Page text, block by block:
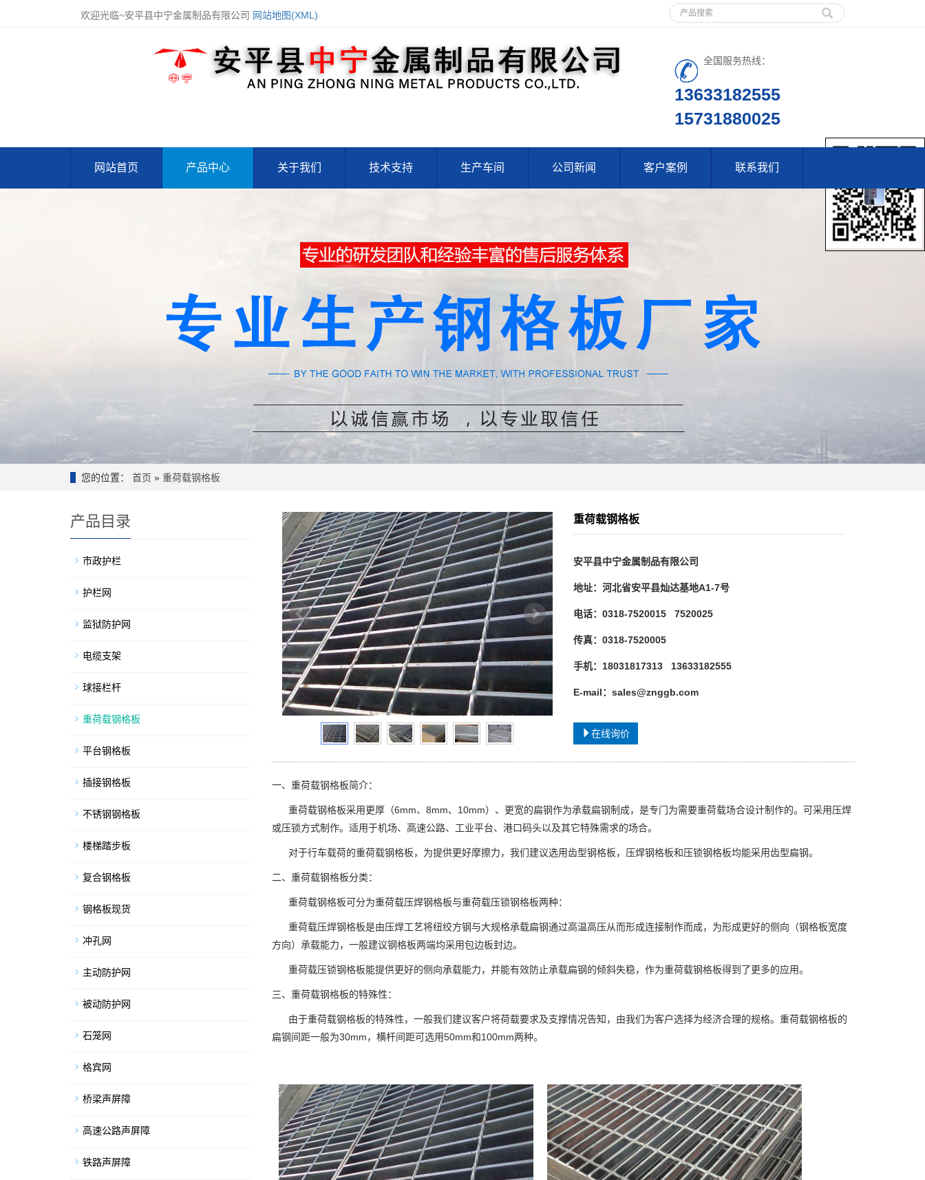
欢迎光临~安平县中宁金属制品有限公司 网站地图(XML)
全国服务热线：
13633182555
15731880025
网站首页 产品中心 关于我们 技术支持 生产车间 公司新闻 客户案例 联系我们
您的位置： 首页 » 重荷载钢格板
重荷载钢格板
安平县中宁金属制品有限公司
地址：河北省安平县灿达基地A1-7号
电话：0318-7520015 7520025
传真：0318-7520005
手机：18031817313 13633182555
E-mail：sales@znggb.com
在线询价
一、重荷载钢格板简介：
重荷载钢格板采用更厚（6mm、8mm、10mm）、更宽的扁钢作为承载扁钢制成，是专门为需要重荷载场合设计制作的。可采用压焊
或压锁方式制作。适用于机场、高速公路、工业平台、港口码头以及其它特殊需求的场合。
对于行车载荷的重荷载钢格板，为提供更好摩擦力，我们建议选用齿型钢格板，压焊钢格板和压锁钢格板均能采用齿型扁钢。
二、重荷载钢格板分类：
重荷载钢格板可分为重荷载压焊钢格板与重荷载压锁钢格板两种：
重荷载压焊钢格板是由压焊工艺将纽绞方钢与大规格承载扁钢通过高温高压从而形成连接制作而成，为形成更好的侧向（钢格板宽度
方向）承载能力，一般建议钢格板两端均采用包边板封边。
重荷载压锁钢格板能提供更好的侧向承载能力，并能有效防止承载扁钢的倾斜失稳，作为重荷载钢格板得到了更多的应用。
三、重荷载钢格板的特殊性：
由于重荷载钢格板的特殊性，一般我们建议客户将荷载要求及支撑情况告知，由我们为客户选择为经济合理的规格。重荷载钢格板的
扁钢间距一般为30mm，横杆间距可选用50mm和100mm两种。
产品目录
市政护栏
护栏网
监狱防护网
电缆支架
球接栏杆
重荷载钢格板
平台钢格板
插接钢格板
不锈钢钢格板
楼梯踏步板
复合钢格板
钢格板现货
冲孔网
主动防护网
被动防护网
石笼网
格宾网
桥梁声屏障
高速公路声屏障
铁路声屏障